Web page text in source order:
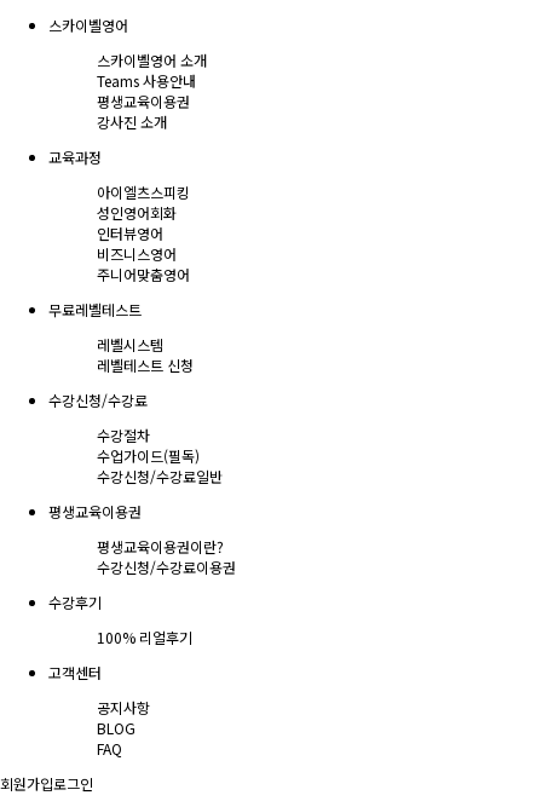
스카이벨영어
스카이벨영어 소개
Teams 사용안내
평생교육이용권
강사진 소개
교육과정
아이엘츠스피킹
성인영어회화
인터뷰영어
비즈니스영어
주니어맞춤영어
무료레벨테스트
레벨시스템
레벨테스트 신청
수강신청/수강료
수강절차
수업가이드(필독)
수강신청/수강료일반
평생교육이용권
평생교육이용권이란?
수강신청/수강료이용권
수강후기
100% 리얼후기
고객센터
공지사항
BLOG
FAQ
회원가입로그인